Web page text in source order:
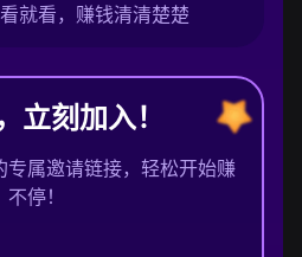
就看，赚钱清清楚楚
立刻加入！
专属邀请链接，轻松开始赚
不停！